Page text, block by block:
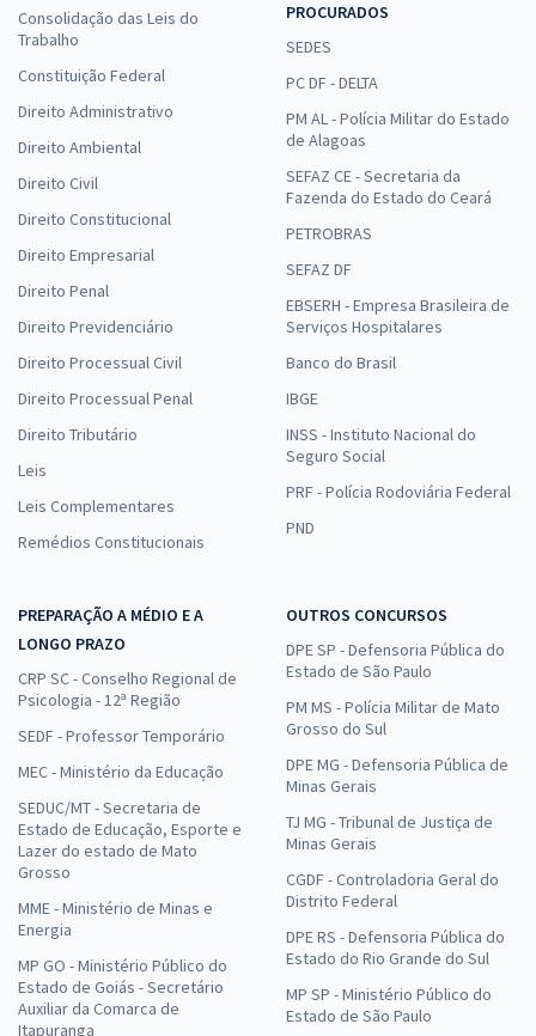
Consolidação das Leis do
Trabalho
Constituição Federal
Direito Administrativo
Direito Ambiental
Direito Civil
Direito Constitucional
Direito Empresarial
Direito Penal
Direito Previdenciário
Direito Processual Civil
Direito Processual Penal
Direito Tributário
Leis
Leis Complementares
Remédios Constitucionais
PROCURADOS
SEDES
PC DF - DELTA
PM AL - Polícia Militar do Estado
de Alagoas
SEFAZ CE - Secretaria da
Fazenda do Estado do Ceará
PETROBRAS
SEFAZ DF
EBSERH - Empresa Brasileira de
Serviços Hospitalares
Banco do Brasil
IBGE
INSS - Instituto Nacional do
Seguro Social
PRF - Polícia Rodoviária Federal
PND
PREPARAÇÃO A MÉDIO E A
LONGO PRAZO
CRP SC - Conselho Regional de
Psicologia - 12ª Região
SEDF - Professor Temporário
MEC - Ministério da Educação
SEDUC/MT - Secretaria de
Estado de Educação, Esporte e
Lazer do estado de Mato
Grosso
MME - Ministério de Minas e
Energia
MP GO - Ministério Público do
Estado de Goiás - Secretário
Auxiliar da Comarca de
Itapuranga
OUTROS CONCURSOS
DPE SP - Defensoria Pública do
Estado de São Paulo
PM MS - Polícia Militar de Mato
Grosso do Sul
DPE MG - Defensoria Pública de
Minas Gerais
TJ MG - Tribunal de Justiça de
Minas Gerais
CGDF - Controladoria Geral do
Distrito Federal
DPE RS - Defensoria Pública do
Estado do Rio Grande do Sul
MP SP - Ministério Público do
Estado de São Paulo